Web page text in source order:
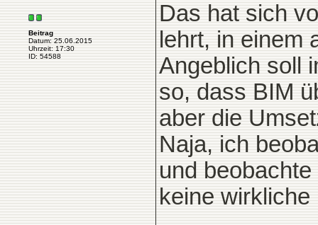
Beitrag
Datum: 25.06.2015
Uhrzeit: 17:30
ID: 54588
Das hat sich
lehrt, in einem
Angeblich soll
so, dass BIM
aber die
Naja, ich
und
keine